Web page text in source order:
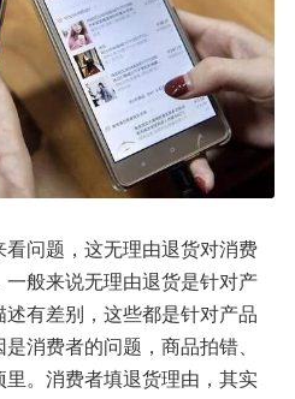
问题，这无理由退货对消费
般来说无理由退货是针对产
有差别，这些都是针对产品
消费者的问题，商品拍错、
。消费者填退货理由，其实